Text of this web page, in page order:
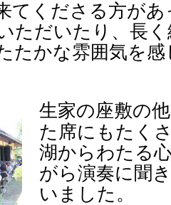
てくださる方が
ただいたり、長
たかな雰囲気を
生家の座敷の
た席にもたく
湖からわたる
がら演奏に聞
いました。